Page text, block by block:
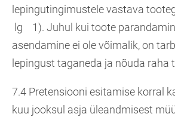
lepingutingimustele vastava
lg 1). Juhul kui toote
asendamine ei ole võimalik, on
lepingust taganeda ja nõuda raha
7.4 Pretensiooni esitamise korral
kuu jooksul asja üleandmisest